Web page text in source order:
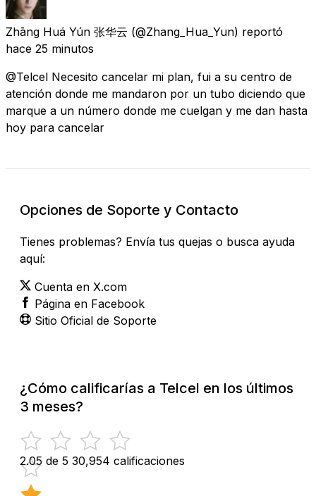
Zhāng Huá Yún 张华云 (@Zhang_Hua_Yun) reportó
hace 25 minutos
@Telcel Necesito cancelar mi plan, fui a su centro de
atención donde me mandaron por un tubo diciendo que
marque a un número donde me cuelgan y me dan hasta
hoy para cancelar
Opciones de Soporte y Contacto
Tienes problemas? Envía tus quejas o busca ayuda
aquí:
Cuenta en X.com
Página en Facebook
Sitio Oficial de Soporte
¿Cómo calificarías a Telcel en los últimos
3 meses?
2.05 de 5 30,954 calificaciones